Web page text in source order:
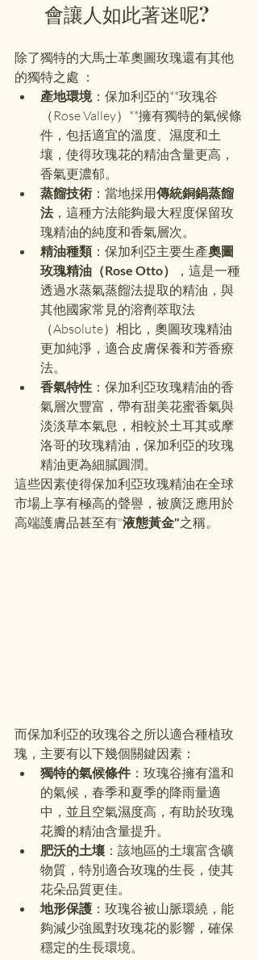
會讓人如此著迷呢?
除了獨特的大馬士革奧圖玫瑰還有其他
的獨特之處 ：
產地環境：保加利亞的**玫瑰谷
（Rose Valley）**擁有獨特的氣候條
件，包括適宜的溫度、濕度和土
壤，使得玫瑰花的精油含量更高，
香氣更濃郁。
蒸餾技術 ：當地採用傳統銅鍋蒸餾
法，這種方法能夠最大程度保留玫
瑰精油的純度和香氣層次。
精油種類：保加利亞主要生產奧圖
玫瑰精油（Rose Otto）
，這是一種
透過水蒸氣蒸餾法提取的精油，與
其他國家常見的溶劑萃取法
（Absolute）相比，奧圖玫瑰精油
更加純淨，適合皮膚保養和芳香療
法。
香氣特性 ：保加利亞玫瑰精油的香
氣層次豐富，帶有甜美花蜜香氣與
淡淡草本氣息，相較於土耳其或摩
洛哥的玫瑰精油，保加利亞的玫瑰
精油更為細膩圓潤。
這些因素使得保加利亞玫瑰精油在全球
市場上享有極高的聲譽，被廣泛應用於
高端護膚品甚至有"液態黃金"之稱。
而保加利亞的玫瑰谷之所以適合種植玫
瑰，主要有以下幾個關鍵因素：
獨特的氣候條件：玫瑰谷擁有溫和
的氣候，春季和夏季的降雨量適
中，並且空氣濕度高，有助於玫瑰
花瓣的精油含量提升。
肥沃的土壤 ：該地區的土壤富含礦
物質，特別適合玫瑰的生長，使其
花朵品質更佳。
地形保護 ：玫瑰谷被山脈環繞，能
夠減少強風對玫瑰花的影響，確保
穩定的生長環境。